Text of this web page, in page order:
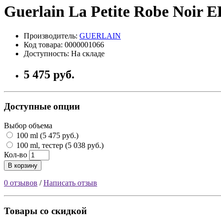
Guerlain La Petite Robe Noir
Производитель: GUERLAIN
Код товара: 0000001066
Доступность: На складе
5 475 руб.
Доступные опции
Выбор объема
100 ml (5 475 руб.)
100 ml, тестер (5 038 руб.)
Кол-во
В корзину
0 отзывов /Написать отзыв
Товары со скидкой